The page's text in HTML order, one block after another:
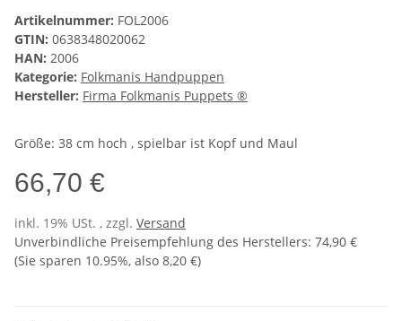
Artikelnummer: FOL2006
GTIN: 0638348020062
HAN: 2006
Kategorie: Folkmanis Handpuppen
Hersteller: Firma Folkmanis Puppets ®
Größe: 38 cm hoch , spielbar ist Kopf und Maul
66,70 €
inkl. 19% USt. , zzgl. Versand
Unverbindliche Preisempfehlung des Herstellers: 74,90 €
(Sie sparen 10.95%, also 8,20 €)